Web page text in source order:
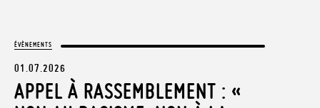
ÉVÈNEMENTS
01.07.2026
APPEL À RASSEMBLEMENT : «